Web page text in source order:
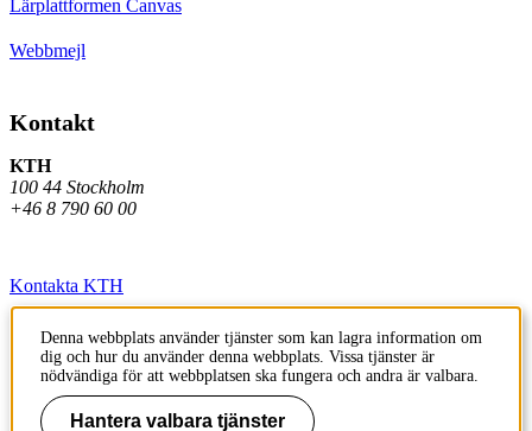
Lärplattformen Canvas
Webbmejl
Kontakt
KTH
100 44 Stockholm
+46 8 790 60 00
Kontakta KTH
Jobba på KTH
Press och media
Faktura och betalning KTH
Denna webbplats använder tjänster som kan lagra information om
dig och hur du använder denna webbplats. Vissa tjänster är
nödvändiga för att webbplatsen ska fungera och andra är valbara.
Hantera valbara tjänster